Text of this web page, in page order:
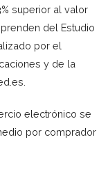
superior al valor
del Estudio
por el
y de la
electrónico se
por comprador